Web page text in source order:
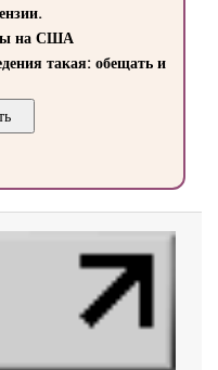
на США
такая: обещать и